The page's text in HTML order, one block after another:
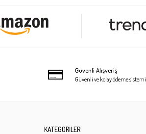
Güvenli Alışveriş
Güvenli ve kolay ödeme sistemi
KATEGORİLER